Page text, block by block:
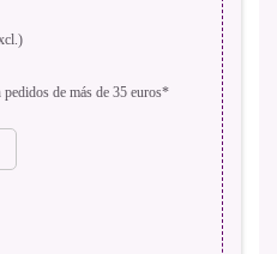
de más de 35 euros*